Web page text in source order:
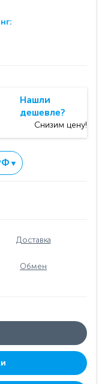
Нашли
дешевле?
Снизим цену!
▼
Доставка
Обмен